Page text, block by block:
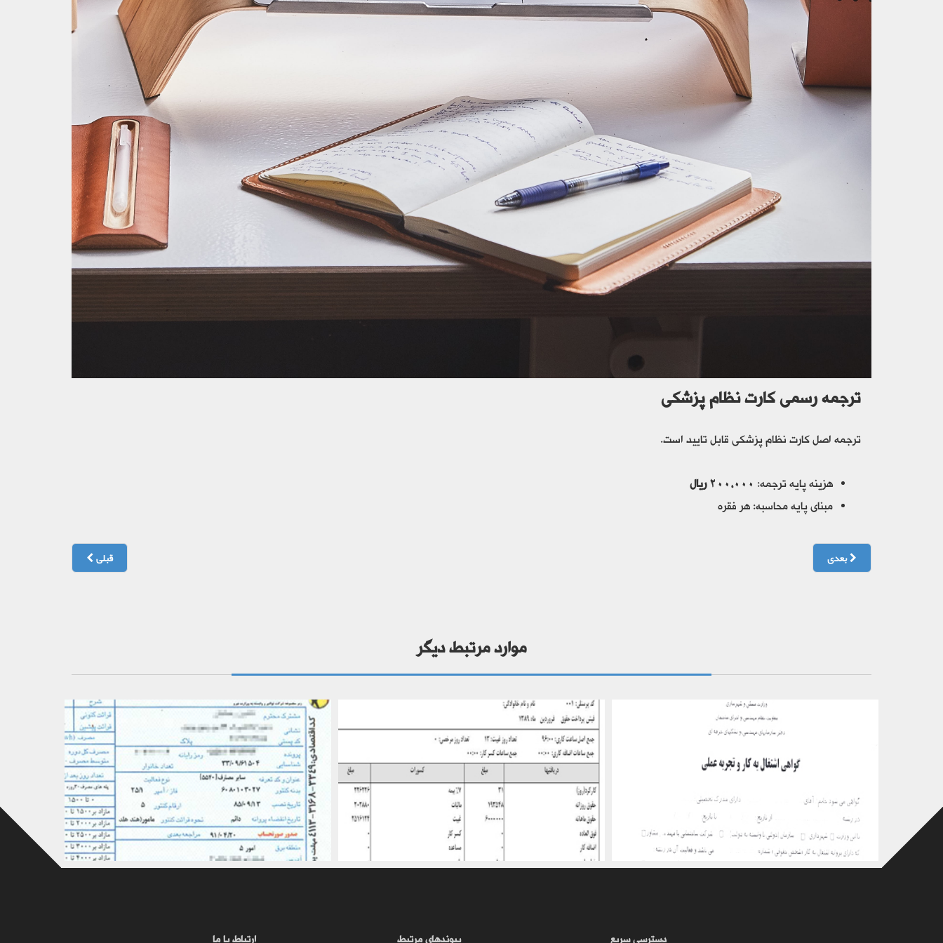
ترجمه رسمی کارت نظام پزشکی
ترجمه اصل کارت نظام پزشکی قابل تایید است.
هزینه پایه ترجمه: ۲۰۰،۰۰۰ ریال
مبنای پایه محاسبه: هر فقره
قبلی بعدی
موارد مرتبط دیگر
ترجمه رسمی مدارک – کاری ، بانکی و ...